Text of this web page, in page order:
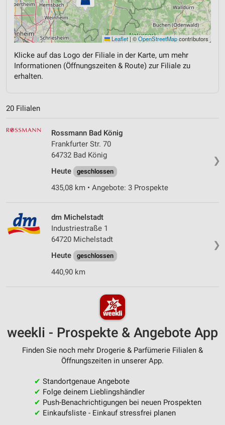
Leaflet |©OpenStreetMapcontributors
Klicke auf das Logo der Filiale in der Karte, um mehr
Informationen (Öffnungszeiten & Route) zur Filiale zu
erhalten.
20 Filialen
❯
Rossmann Bad König
Frankfurter Str. 70
64732 Bad König
Heute
geschlossen
435,08 km • Angebote: 3 Prospekte
❯
dm Michelstadt
Industriestraße 1
64720 Michelstadt
Heute
geschlossen
440,90 km
weekli - Prospekte & Angebote App
Finden Sie noch mehr Drogerie & Parfümerie Filialen &
Öffnungszeiten in unserer App.
✔ Standortgenaue Angebote
✔ Folge deinem Lieblingshändler
✔ Push-Benachrichtigungen bei neuen Prospekten
✔ Einkaufsliste - Einkauf stressfrei planen